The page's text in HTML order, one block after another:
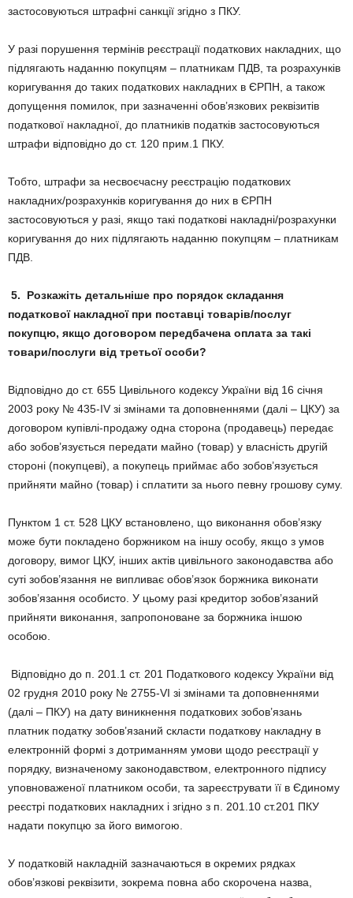
застосовуються штрафні санкції згідно з ПКУ.
У разі порушення термінів реєстрації податкових накладних, що
підлягають наданню покупцям – платникам ПДВ, та розрахунків
коригування до таких податкових накладних в ЄРПН, а також
допущення помилок, при зазначенні обов’язкових реквізитів
податкової накладної, до платників податків застосовуються
штрафи відповідно до ст. 120 прим.1 ПКУ.
Тобто, штрафи за несвоєчасну реєстрацію податкових
накладних/розрахунків коригування до них в ЄРПН
застосовуються у разі, якщо такі податкові накладні/розрахунки
коригування до них підлягають наданню покупцям – платникам
ПДВ.
5.
Розкажіть детальніше про порядок складання
податкової накладної при поставці товарів/послуг
покупцю, якщо договором передбачена оплата за такі
товари/послуги від третьої особи?
Відповідно до ст. 655 Цивільного кодексу України від 16 січня
2003 року № 435-IV зі змінами та доповненнями (далі – ЦКУ) за
договором купівлі-продажу одна сторона (продавець) передає
або зобов’язується передати майно (товар) у власність другій
стороні (покупцеві), а покупець приймає або зобов’язується
прийняти майно (товар) і сплатити за нього певну грошову суму.
Пунктом 1 ст. 528 ЦКУ встановлено, що виконання обов’язку
може бути покладено боржником на іншу особу, якщо з умов
договору, вимог ЦКУ, інших актів цивільного законодавства або
суті зобов’язання не випливає обов’язок боржника виконати
зобов’язання особисто. У цьому разі кредитор зобов’язаний
прийняти виконання, запропоноване за боржника іншою
особою.
Відповідно до п. 201.1 ст. 201 Податкового кодексу України від
02 грудня 2010 року № 2755-VI зі змінами та доповненнями
(далі – ПКУ) на дату виникнення податкових зобов’язань
платник податку зобов’язаний скласти податкову накладну в
електронній формі з дотриманням умови щодо реєстрації у
порядку, визначеному законодавством, електронного підпису
уповноваженої платником особи, та зареєструвати її в Єдиному
реєстрі податкових накладних і згідно з п. 201.10 ст.201 ПКУ
надати покупцю за його вимогою.
У податковій накладній зазначаються в окремих рядках
обов’язкові реквізити, зокрема повна або скорочена назва,